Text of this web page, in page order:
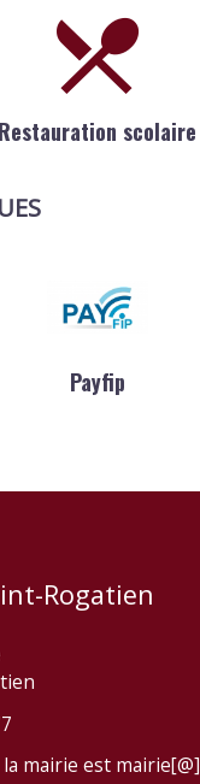
Restauration scolaire
Payfip
Rogatien
la mairie est